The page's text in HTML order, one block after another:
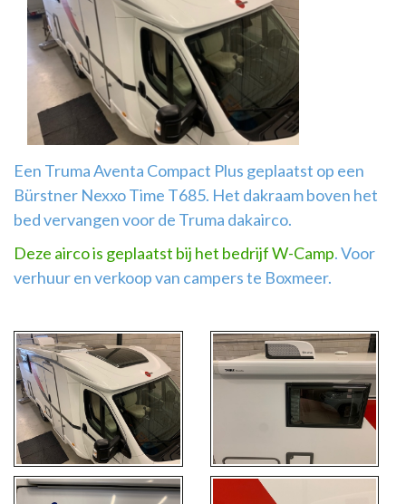
Airco
montage
Een Truma Aventa Compact Plus geplaatst op een
Bürstner Nexxo Time T685. Het dakraam boven het
bed vervangen voor de Truma dakairco.
Deze airco is geplaatst bij het bedrijf W-Camp. Voor
verhuur en verkoop van campers te Boxmeer.